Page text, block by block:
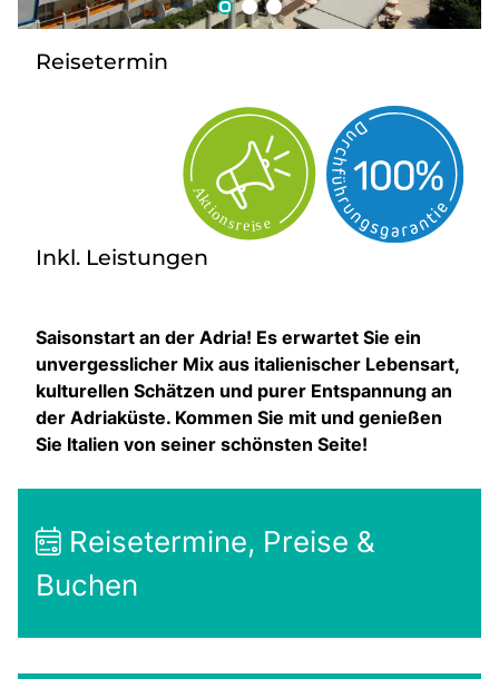
Reisetermin
Inkl. Leistungen
Saisonstart an der Adria! Es erwartet Sie ein
unvergesslicher Mix aus italienischer Lebensart,
kulturellen Schätzen und purer Entspannung an
der Adriaküste. Kommen Sie mit und genießen
Sie Italien von seiner schönsten Seite!
Reisetermine, Preise &
Buchen